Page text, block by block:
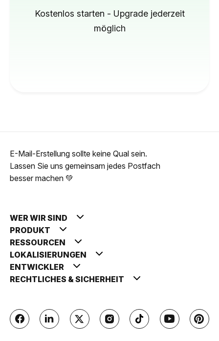
Kostenlos starten - Upgrade jederzeit
möglich
E-Mail-Erstellung sollte keine Qual sein.
Lassen Sie uns gemeinsam jedes Postfach
besser machen 💚
WER WIR SIND
PRODUKT
RESSOURCEN
LOKALISIERUNGEN
ENTWICKLER
RECHTLICHES & SICHERHEIT